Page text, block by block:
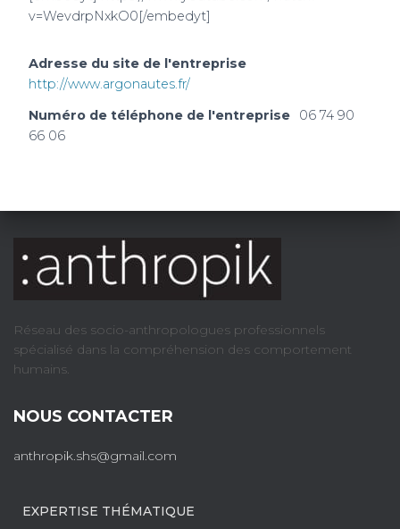
v=WevdrpNxkO0[/embedyt]
Adresse du site de l'entreprise
http://www.argonautes.fr/
Numéro de téléphone de l'entreprise
06 74 90
66 06
Réseau des socio-anthropologues professionnels
spécialisé dans la compréhension des comportement
humains.
NOUS CONTACTER
anthropik.shs@gmail.com
EXPERTISE THÉMATIQUE